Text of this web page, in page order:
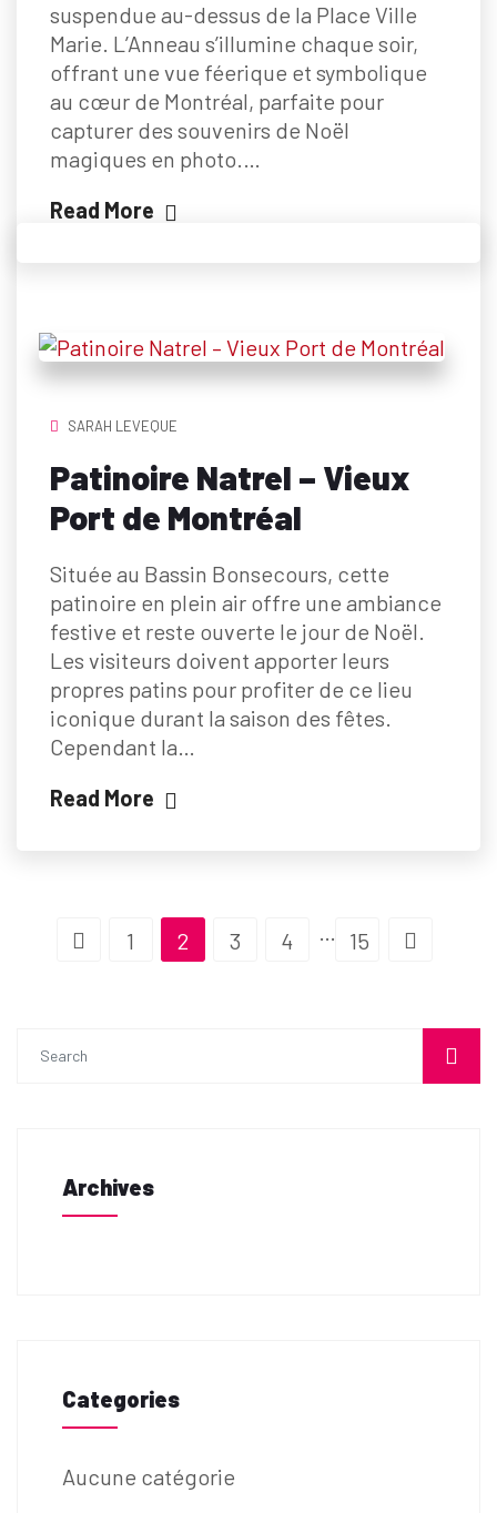
suspendue au-dessus de la Place Ville
Marie. L’Anneau s’illumine chaque soir,
offrant une vue féerique et symbolique
au cœur de Montréal, parfaite pour
capturer des souvenirs de Noël
magiques en photo.…
Read More
SARAH LEVEQUE
Patinoire Natrel – Vieux
Port de Montréal
Située au Bassin Bonsecours, cette
patinoire en plein air offre une ambiance
festive et reste ouverte le jour de Noël.
Les visiteurs doivent apporter leurs
propres patins pour profiter de ce lieu
iconique durant la saison des fêtes.
Cependant la…
Read More
1 2 3 4 … 15
Archives
Categories
Aucune catégorie